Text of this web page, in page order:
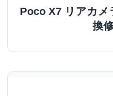
Poco X7 リアカ
換